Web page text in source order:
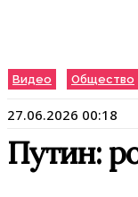
Видео Общество
27.06.2026 00:18
Путин: